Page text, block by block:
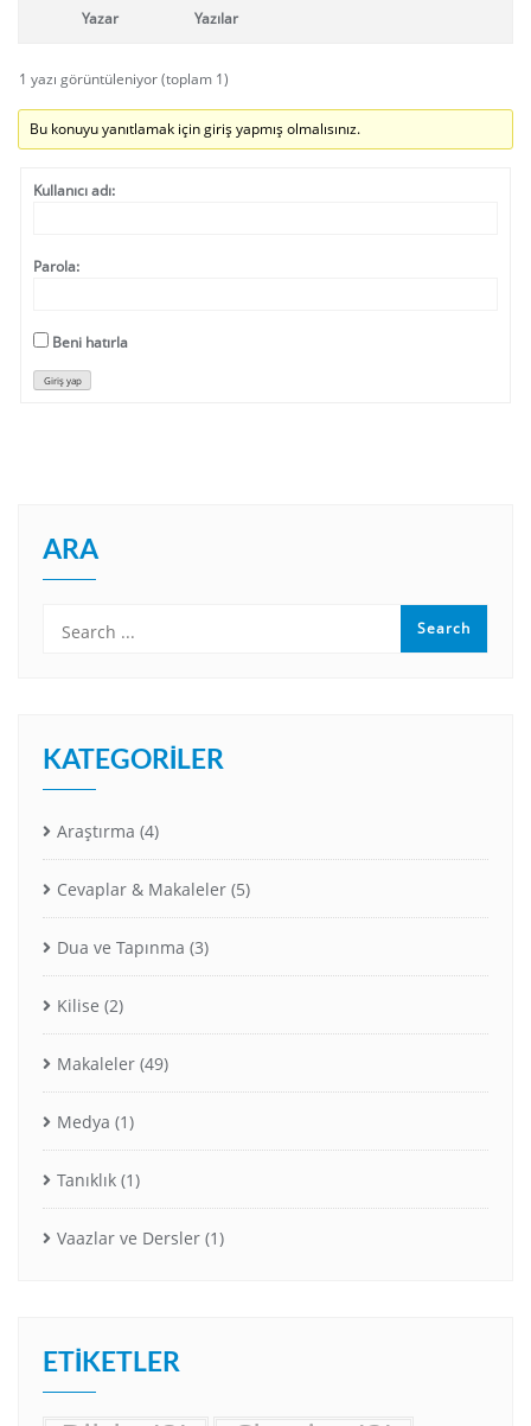
Yazar Yazılar
1 yazı görüntüleniyor (toplam 1)
Bu konuyu yanıtlamak için giriş yapmış olmalısınız.
Kullanıcı adı:
Parola:
Beni hatırla
Giriş yap
ARA
KATEGORILER
Araştırma (4)
Cevaplar & Makaleler (5)
Dua ve Tapınma (3)
Kilise (2)
Makaleler (49)
Medya (1)
Tanıklık (1)
Vaazlar ve Dersler (1)
ETIKETLER